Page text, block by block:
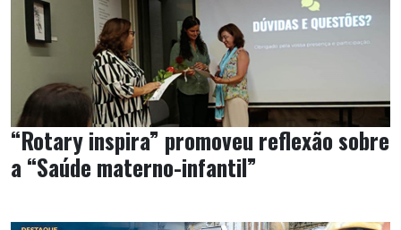
“Rotary inspira” promoveu reflexão sobre
a “Saúde materno-infantil”